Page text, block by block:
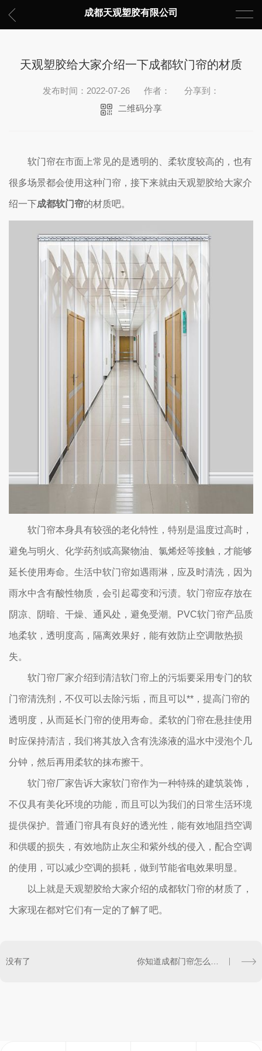
成都天观塑胶有限公司
天观塑胶给大家介绍一下成都软门帘的材质
发布时间：2022-07-26 作者：
分享到：
二维码分享
软门帘在市面上常见的是透明的、柔软度较高的，也有
很多场景都会使用这种门帘，接下来就由天观塑胶给大家介
绍一下成都软门帘的材质吧。
软门帘本身具有较强的老化特性，特别是温度过高时，
避免与明火、化学药剂或高聚物油、氯烯烃等接触，才能够
延长使用寿命。生活中软门帘如遇雨淋，应及时清洗，因为
雨水中含有酸性物质，会引起霉变和污渍。软门帘应存放在
阴凉、阴暗、干燥、通风处，避免受潮。PVC软门帘产品质
地柔软，透明度高，隔离效果好，能有效防止空调散热损
失。
软门帘厂家介绍到清洁软门帘上的污垢要采用专门的软
门帘清洗剂，不仅可以去除污垢，而且可以**，提高门帘的
透明度，从而延长门帘的使用寿命。柔软的门帘在悬挂使用
时应保持清洁，我们将其放入含有洗涤液的温水中浸泡个几
分钟，然后再用柔软的抹布擦干。
软门帘厂家告诉大家软门帘作为一种特殊的建筑装饰，
不仅具有美化环境的功能，而且可以为我们的日常生活环境
提供保护。普通门帘具有良好的透光性，能有效地阻挡空调
和供暖的损失，有效地防止灰尘和紫外线的侵入，配合空调
的使用，可以减少空调的损耗，做到节能省电效果明显。
以上就是天观塑胶给大家介绍的成都软门帘的材质了，
大家现在都对它们有一定的了解了吧。
没有了